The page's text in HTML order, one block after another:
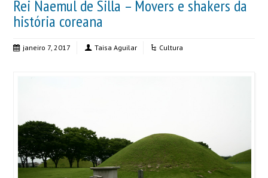
Rei Naemul de Silla – Movers e shakers da
história coreana
janeiro 7, 2017 Taisa Aguilar Cultura